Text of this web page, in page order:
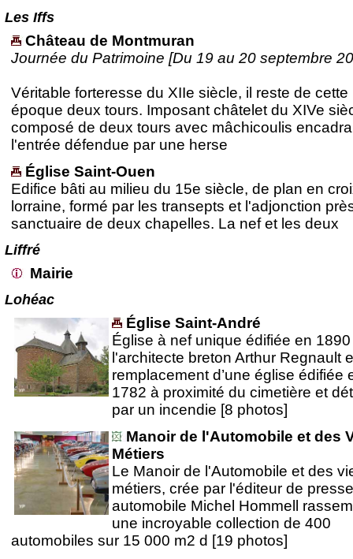
Les Iffs
Château de Montmuran
Journée du Patrimoine [Du 19 au 20 septembre
Véritable forteresse du XIIe siècle, il reste de cette
époque deux tours. Imposant châtelet du XIVe
composé de deux tours avec mâchicoulis
l'entrée défendue par une herse
Église Saint-Ouen
Edifice bâti au milieu du 15e siècle, de plan en
lorraine, formé par les transepts et l'adjonction
sanctuaire de deux chapelles. La nef et les deux
Liffré
Mairie
Lohéac
Église Saint-André
Église à nef unique édifiée en
l'architecte breton Arthur Regnault
remplacement d’une église édifiée
1782 à proximité du cimetière et
par un incendie [8 photos]
Manoir de l'Automobile et des
Métiers
Le Manoir de l'Automobile et des
métiers, crée par l'éditeur de presse
automobile Michel Hommell
une incroyable collection de 400
automobiles sur 15 000 m2 d [19 photos]